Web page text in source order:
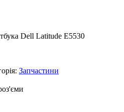
Dell Latitude E5530
Запчастини